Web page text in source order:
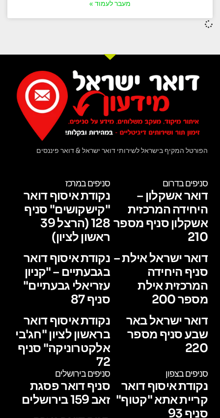
מעבר לעמוד »
הפורטל המקיף בישראל לשירותי דואר ישראל & דואר פיננסים
סניפים בדרום
דואר אשקלון –
היחידה המרכזית
אשקלון סניף מספר
210
דואר ישראל אילת –
סניף היחידה
המרכזית אילת
מספר 200
דואר ישראל באר
שבע סניף מספר
220
סניפים במרכז
נקודת איסוף דואר
"קישקושים" סניף
128 (הרצל 39
ראשון לציון)
נקודת איסוף דואר
בגבעתיים – "קניון
עזריאלי גבעתיים"
סניף 87
נקודת איסוף דואר
בראשון לציון "חג'בי
אלקטרוניקה" סניף
72
סניפים בצפון
נקודת איסוף דואר
קריית אתא "קטוף"
סניף 93
סניפים בירושלים
סניף דואר פסגת
זאב 159 בירושלים